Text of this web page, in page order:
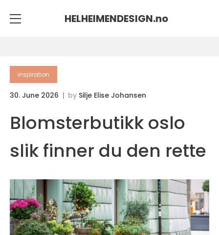
HELHEIMENDESIGN.no
inspiration
30. June 2026 by Silje Elise Johansen
Blomsterbutikk oslo
slik finner du den rette